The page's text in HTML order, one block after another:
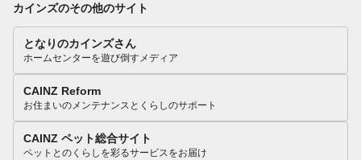
カインズのその他のサイト
となりのカインズさん
ホームセンターを遊び倒すメディア
CAINZ Reform
お住まいのメンテナンスとくらしのサポート
CAINZ ペット総合サイト
ペットとのくらしを彩るサービスをお届け